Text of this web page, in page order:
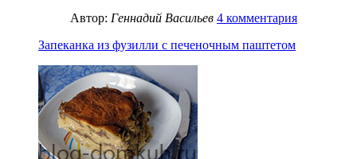
Автор: Геннадий Васильев 4 комментария
Запеканка из фузилли с печеночным паштетом